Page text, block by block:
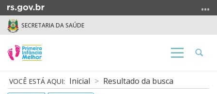
para
para
o
menu
SECRETARIA DA SAÚDE
Alterna
Abrir
Início
do
Inicial Resultado da busca